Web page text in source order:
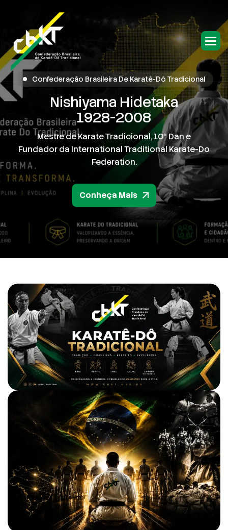
Confederação Brasileira De Karatê-Dô Tradicional
Nishiyama Hidetaka
1928-2008
Mestre de Karate Tradicional, 10º Dan e
Fundador da International Traditional Karate-Do
Federation.
Conheça Mais